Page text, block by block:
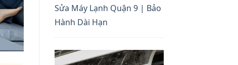
Sửa Máy Lạnh Quận 9 | Bảo
Hành Dài Hạn